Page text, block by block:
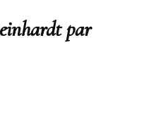
par